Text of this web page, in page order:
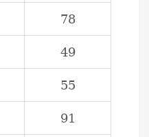
78
49
55
91